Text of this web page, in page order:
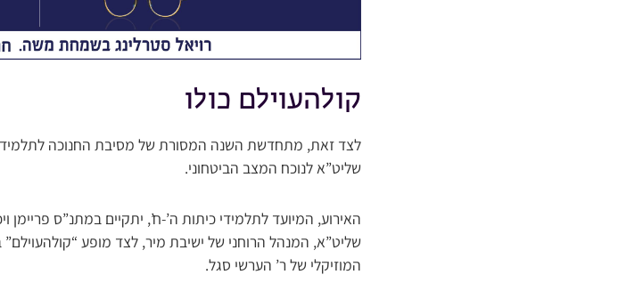
קולהעוילם כולו
לצד זאת, מתחדשת השנה המסורת של מסיבת החנוכה
שליט”א לנוכח המצב הביטחוני.
האירוע, המיועד לתלמידי כיתות ה’-ח’, יתקיים במתנ”ס פריימן
שליט”א, המנהל הרוחני של ישיבת מיר, לצד מופע “קולהעוילם”
המוזיקלי של ר’ הערשי סגל.